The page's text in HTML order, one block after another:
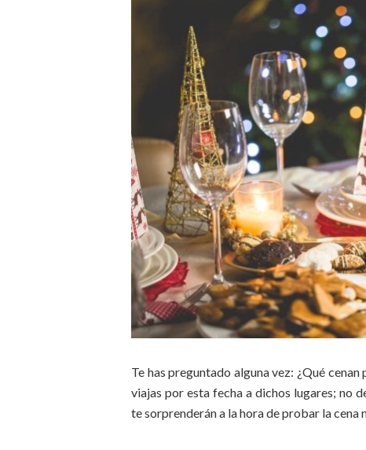
Te has preguntado alguna vez: ¿Qué
viajas por esta fecha a dichos lugares; no
te sorprenderán a la hora de probar la cena